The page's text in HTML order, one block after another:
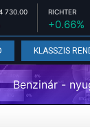
730.00 RICHTER
+0.66%
KLASSZIS
Benzinár -